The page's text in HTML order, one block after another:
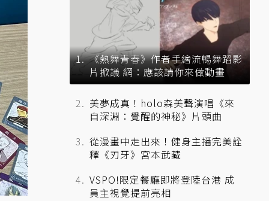
《熱舞青春》作者手繪流暢舞蹈影
片掀議 網：應該請你來做動畫
美夢成真！holo森美聲演唱《來
自深淵：覺醒的神秘》片頭曲
從漫畫中走出來！健身主播完美詮
釋《刃牙》宮本武藏
VSPO!限定餐廳即將登陸台港 成
員主視覺提前亮相